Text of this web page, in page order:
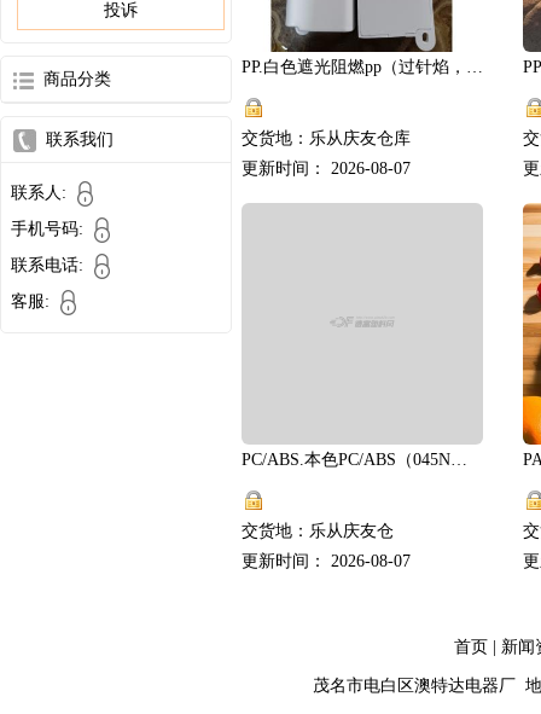
投诉
商品分类
联系我们
联系人:
手机号码:
联系电话:
客服:
PP.白色遮光阻燃pp（过针焰，滴落不燃棉）.澳特达改性厂
交货地：乐从庆友仓库
更新时间： 2026-08-07
PC/ABS.本色PC/ABS（045N）.澳特达
交货地：乐从庆友仓
更新时间： 2026-08-07
首页 新闻
茂名市电白区澳特达电器厂